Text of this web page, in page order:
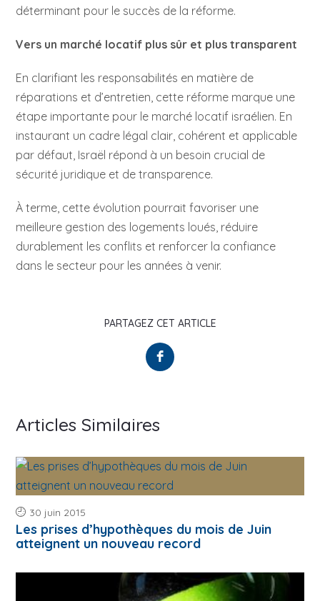
déterminant pour le succès de la réforme.
Vers un marché locatif plus sûr et plus transparent
En clarifiant les responsabilités en matière de
réparations et d’entretien, cette réforme marque une
étape importante pour le marché locatif israélien. En
instaurant un cadre légal clair, cohérent et applicable
par défaut, Israël répond à un besoin crucial de
sécurité juridique et de transparence.
À terme, cette évolution pourrait favoriser une
meilleure gestion des logements loués, réduire
durablement les conflits et renforcer la confiance
dans le secteur pour les années à venir.
PARTAGEZ CET ARTICLE
Articles Similaires
30 juin 2015
Les prises d’hypothèques du mois de Juin
atteignent un nouveau record